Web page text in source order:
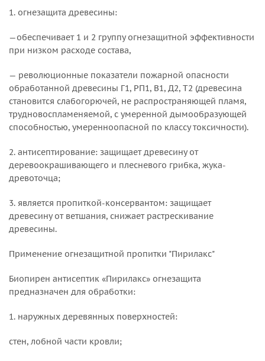
1. огнезащита древесины:
—обеспечивает 1 и 2 группу огнезащитной эффективности
при низком расходе состава,
— революционные показатели пожарной опасности
обработанной древесины Г1, РП1, В1, Д2, Т2 (древесина
становится слабогорючей, не распространяющей пламя,
трудновоспламеняемой, с умеренной дымообразующей
способностью, умеренноопасной по классу токсичности).
2. антисептирование: защищает древесину от
деревоокрашивающего и плесневого грибка, жука-
древоточца;
3. является пропиткой-консервантом: защищает
древесину от ветшания, снижает растрескивание
древесины.
Применение огнезащитной пропитки "Пирилакс"
Биопирен антисептик «Пирилакс» огнезащита
предназначен для обработки:
1. наружных деревянных поверхностей:
стен, лобной части кровли;